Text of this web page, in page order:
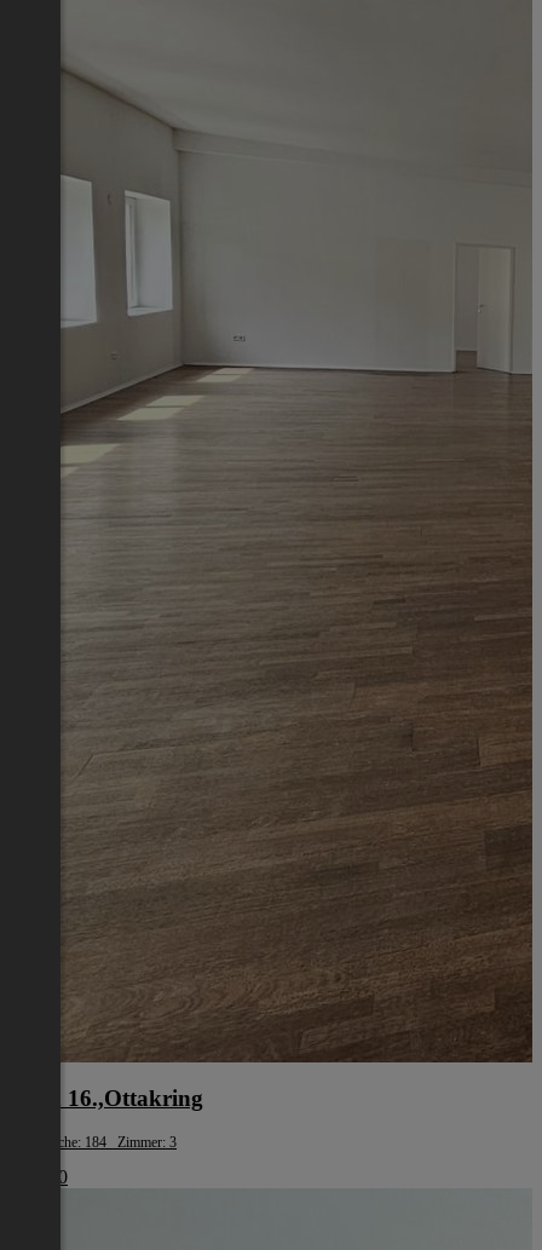
Wien 16.,Ottakring
Wohnfläche: 184 Zimmer: 3
€ 1.800